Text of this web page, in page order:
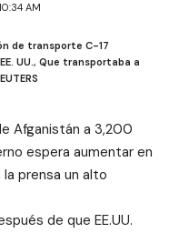
AM
de transporte C-17
UU., Que transportaba a
Afganistán a 3,200
espera aumentar en
prensa un alto
de que EE.UU.